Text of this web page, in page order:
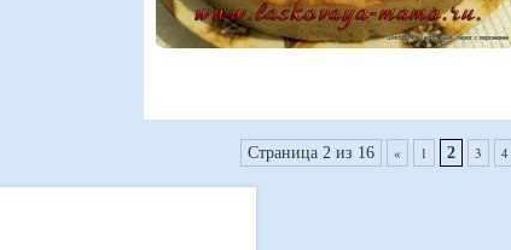
Страница 2 из 16 « 1 2 3 4